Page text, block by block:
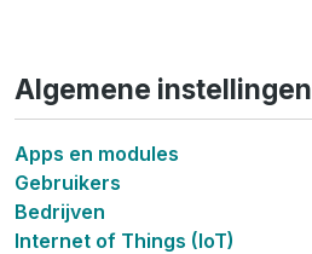
Algemene instellingen
Apps en modules
Gebruikers
Bedrijven
Internet of Things (IoT)